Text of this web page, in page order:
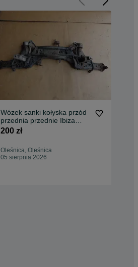
Wózek sanki kołyska przód
przednia przednie Ibiza
Cordoba Polo Fabia
200 zł
Oleśnica, Oleśnica
05 sierpnia 2026